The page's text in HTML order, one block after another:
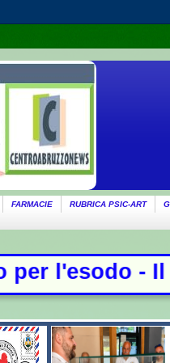
FARMACIE RUBRICA PSIC-ART